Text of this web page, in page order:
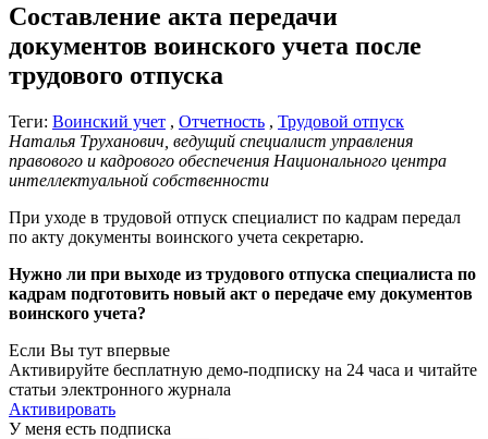
Составление акта передачи
документов воинского учета после
трудового отпуска
Теги: Воинский учет , Отчетность , Трудовой отпуск
Наталья Труханович, ведущий специалист управления
правового и кадрового обеспечения Национального центра
интеллектуальной собственности
При уходе в трудовой отпуск специалист по кадрам передал
по акту документы воинского учета секретарю.
Нужно ли при выходе из трудового отпуска специалиста по
кадрам подготовить новый акт о передаче ему документов
воинского учета?
Если Вы тут впервые
Активируйте бесплатную демо-подписку на 24 часа и читайте
статьи электронного журнала
Активировать
У меня есть подписка